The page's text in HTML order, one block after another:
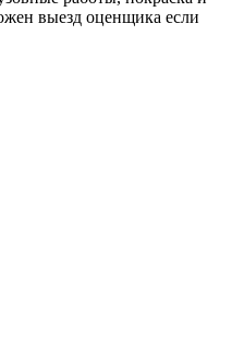
выезд оценщика если